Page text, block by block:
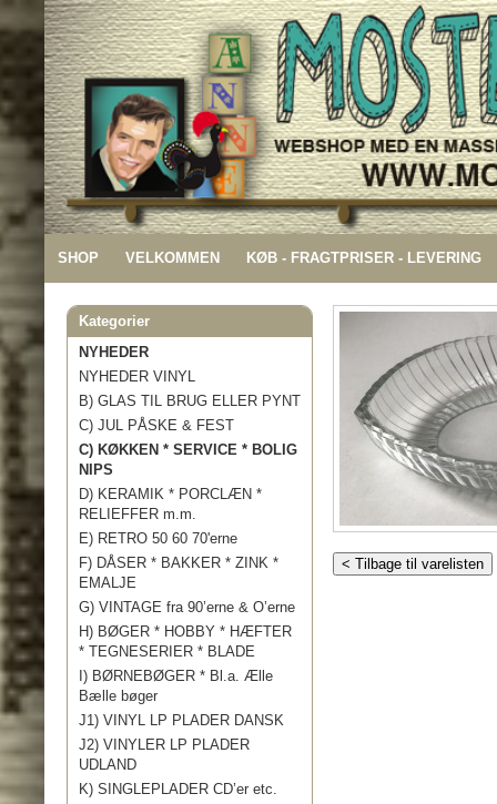
SHOP VELKOMMEN KØB - FRAGTPRISER - LEVERING
Kategorier
NYHEDER
NYHEDER VINYL
B) GLAS TIL BRUG ELLER PYNT
C) JUL PÅSKE & FEST
C) KØKKEN * SERVICE * BOLIG
NIPS
D) KERAMIK * PORCLÆN *
RELIEFFER m.m.
E) RETRO 50 60 70'erne
F) DÅSER * BAKKER * ZINK *
EMALJE
G) VINTAGE fra 90’erne & O’erne
H) BØGER * HOBBY * HÆFTER
* TEGNESERIER * BLADE
I) BØRNEBØGER * Bl.a. Ælle
Bælle bøger
J1) VINYL LP PLADER DANSK
J2) VINYLER LP PLADER
UDLAND
K) SINGLEPLADER CD’er etc.
< Tilbage til varelisten